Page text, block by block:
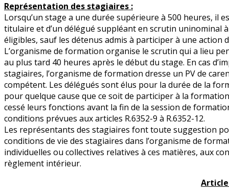
Représentation des stagiaires :
Lorsqu’un stage a une durée supérieure à 500 heures, il
titulaire et d’un délégué suppléant en scrutin uninominal
éligibles, sauf les détenus admis à participer à une action
L’organisme de formation organise le scrutin qui a lieu
au plus tard 40 heures après le début du stage. En cas
stagiaires, l’organisme de formation dresse un PV de
compétent. Les délégués sont élus pour la durée de la
pour quelque cause que ce soit de participer à la
cessé leurs fonctions avant la fin de la session de
conditions prévues aux articles R.6352-9 à R.6352-12.
Les représentants des stagiaires font toute suggestion
conditions de vie des stagiaires dans l’organisme de
individuelles ou collectives relatives à ces matières, aux
règlement intérieur.
Article